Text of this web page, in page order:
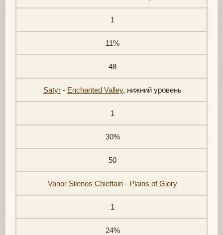
1
11%
48
Satyr - Enchanted Valley, нижний уровень
1
30%
50
Vanor Silenos Chieftain - Plains of Glory
1
24%